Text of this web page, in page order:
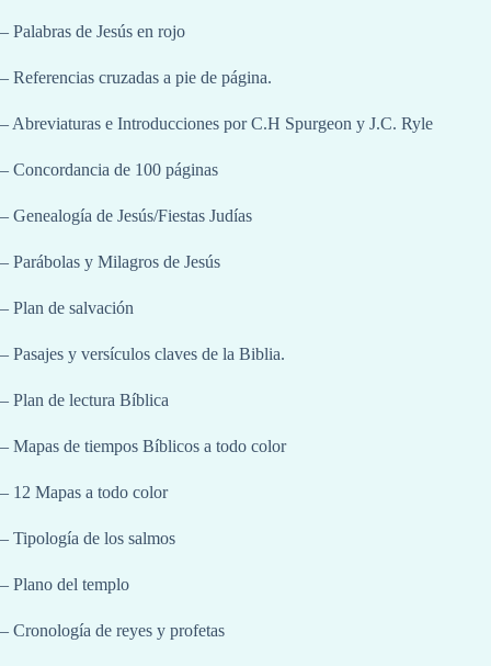
– Palabras de Jesús en rojo
– Referencias cruzadas a pie de página.
– Abreviaturas e Introducciones por C.H Spurgeon y J.C. Ryle
– Concordancia de 100 páginas
– Genealogía de Jesús/Fiestas Judías
– Parábolas y Milagros de Jesús
– Plan de salvación
– Pasajes y versículos claves de la Biblia.
– Plan de lectura Bíblica
– Mapas de tiempos Bíblicos a todo color
– 12 Mapas a todo color
– Tipología de los salmos
– Plano del templo
– Cronología de reyes y profetas